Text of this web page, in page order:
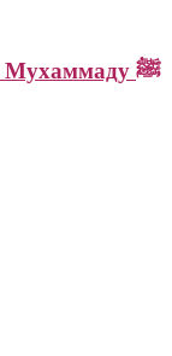
Первое откровение, ниспосланное Мухаммаду ﷺ